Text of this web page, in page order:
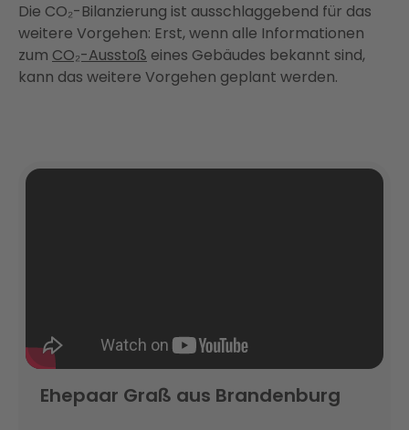
Die CO₂-Bilanzierung ist ausschlaggebend für das
weitere Vorgehen: Erst, wenn alle Informationen
zum CO₂-Ausstoß eines Gebäudes bekannt sind,
kann das weitere Vorgehen geplant werden.
Ehepaar Graß aus Brandenburg